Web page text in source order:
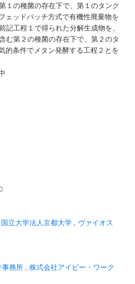
１の種菌の存在下で、第１のタンク
ェッドバッチ方式で有機性廃棄物を
記工程１で得られた分解生成物を、
む第２の種菌の存在下で、第２のタ
的条件でメタン発酵する工程２とを
0
国立大学法人京都大学 , ヴァイオス
事務所 , 株式会社アイピー・ワーク